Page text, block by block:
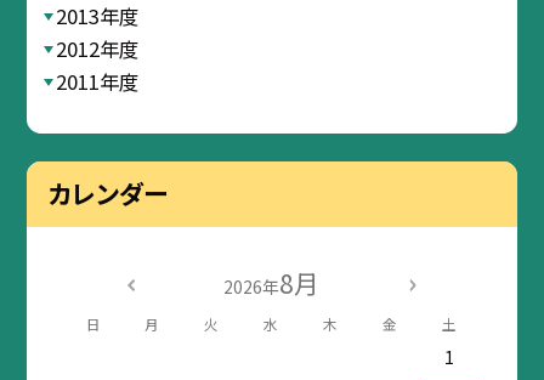
2013年度
2012年度
2011年度
カレンダー
2026年8月
日 月 火 水 木 金 土
1